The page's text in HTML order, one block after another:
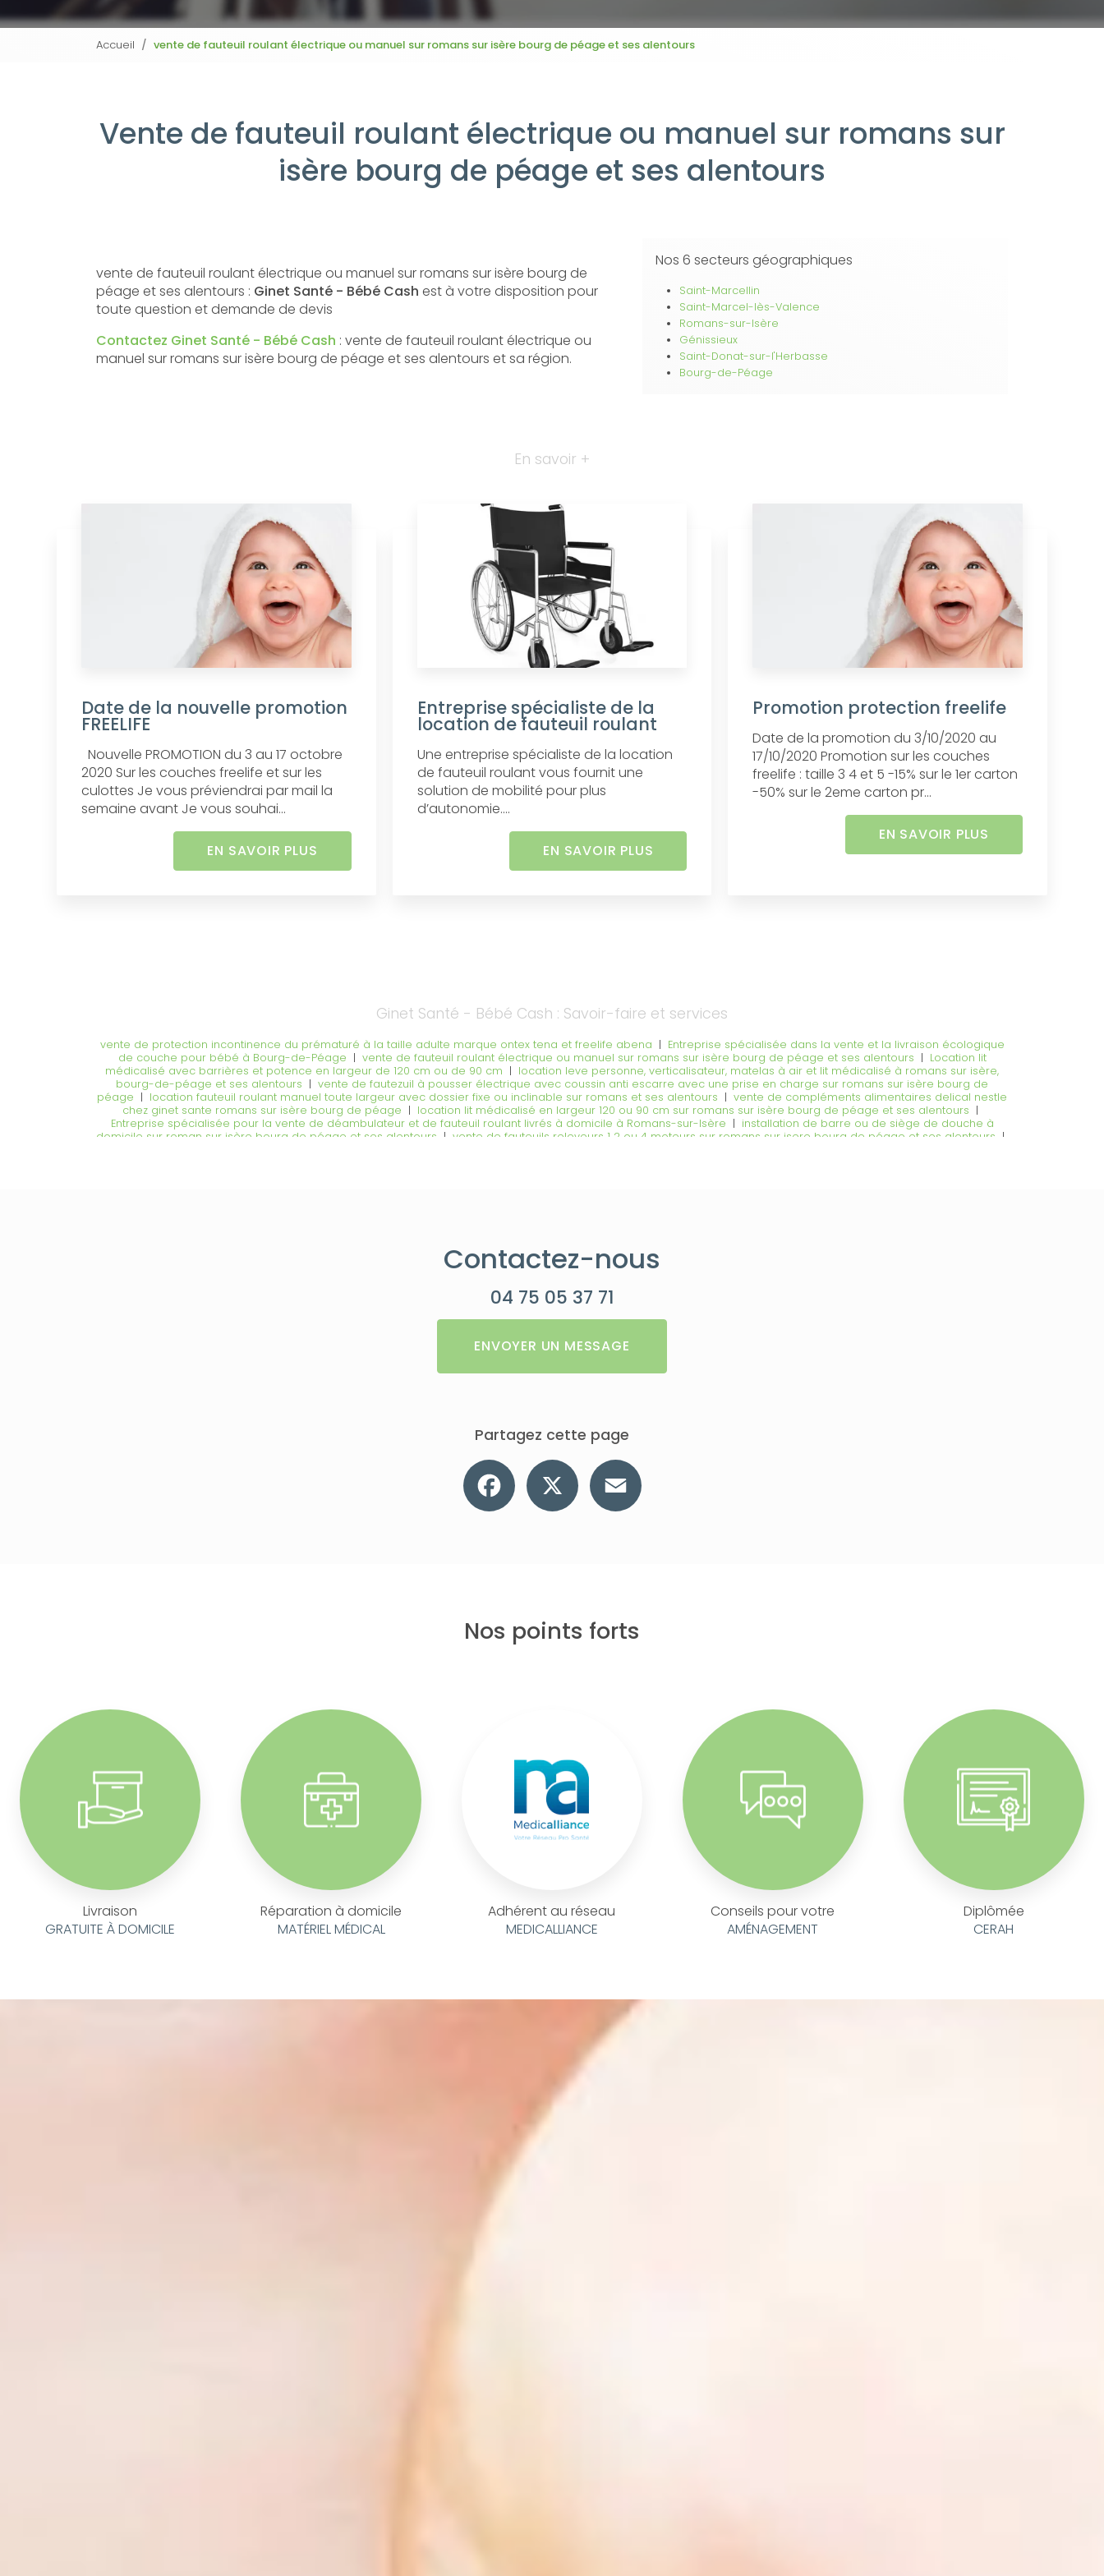
Accueil vente de fauteuil roulant électrique ou manuel sur romans sur isère bourg de péage et ses alentours
Vente de fauteuil roulant électrique ou manuel sur romans sur
isère bourg de péage et ses alentours
vente de fauteuil roulant électrique ou manuel sur romans sur isère bourg de
péage et ses alentours : Ginet Santé - Bébé Cash est à votre disposition pour
toute question et demande de devis
Contactez Ginet Santé - Bébé Cash : vente de fauteuil roulant électrique ou
manuel sur romans sur isère bourg de péage et ses alentours et sa région.
Nos 6 secteurs géographiques
Saint-Marcellin
Saint-Marcel-lès-Valence
Romans-sur-Isère
Génissieux
Saint-Donat-sur-l'Herbasse
Bourg-de-Péage
En savoir +
Date de la nouvelle promotion
FREELIFE
Nouvelle PROMOTION du 3 au 17 octobre
2020 Sur les couches freelife et sur les
culottes Je vous préviendrai par mail la
semaine avant Je vous souhai...
EN SAVOIR PLUS
Entreprise spécialiste de la
location de fauteuil roulant
Une entreprise spécialiste de la location
de fauteuil roulant vous fournit une
solution de mobilité pour plus
d’autonomie....
EN SAVOIR PLUS
Promotion protection freelife
Date de la promotion du 3/10/2020 au
17/10/2020 Promotion sur les couches
freelife : taille 3 4 et 5 -15% sur le 1er carton
-50% sur le 2eme carton pr...
EN SAVOIR PLUS
Ginet Santé - Bébé Cash : Savoir-faire et services
vente de protection incontinence du prématuré à la taille adulte marque ontex tena et freelife abena | Entreprise spécialisée dans la vente et la livraison écologique
de couche pour bébé à Bourg-de-Péage | vente de fauteuil roulant électrique ou manuel sur romans sur isère bourg de péage et ses alentours | Location lit
médicalisé avec barrières et potence en largeur de 120 cm ou de 90 cm | location leve personne, verticalisateur, matelas à air et lit médicalisé à romans sur isère,
bourg-de-péage et ses alentours | vente de fautezuil à pousser électrique avec coussin anti escarre avec une prise en charge sur romans sur isère bourg de
péage | location fauteuil roulant manuel toute largeur avec dossier fixe ou inclinable sur romans et ses alentours | vente de compléments alimentaires delical nestle
chez ginet sante romans sur isère bourg de péage | location lit médicalisé en largeur 120 ou 90 cm sur romans sur isère bourg de péage et ses alentours |
Entreprise spécialisée pour la vente de déambulateur et de fauteuil roulant livrés à domicile à Romans-sur-Isère | installation de barre ou de siège de douche à
domicile sur roman sur isère bourg de péage et ses alentours | vente de fauteuils releveurs 1 2 ou 4 moteurs sur romans sur isere bourg de péage et ses alentours |
Contactez-nous
04 75 05 37 71
ENVOYER UN MESSAGE
Partagez cette page
Facebook
Nos points forts
Livraison
GRATUITE À DOMICILE
Réparation à domicile
MATÉRIEL MÉDICAL
Adhérent au réseau
MEDICALLIANCE
Conseils pour votre
AMÉNAGEMENT
Diplômée
CERAH